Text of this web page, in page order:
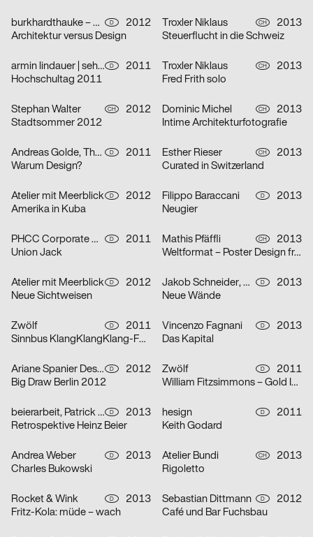
burkhardthauke – büro für gestaltung D
2012
Architektur versus Design
Troxler Niklaus CH
2013
Steuerflucht in die Schweiz
armin lindauer | sehwerk D
2011
Hochschultag 2011
Troxler Niklaus CH
2013
Fred Frith solo
Stephan Walter CH
2012
Stadtsommer 2012
Dominic Michel CH
2013
Intime Architekturfotografie
Andreas Golde, Thomas Kühnen D
2011
Warum Design?
Esther Rieser CH
2013
Curated in Switzerland
Atelier mit Meerblick D
2012
Amerika in Kuba
Filippo Baraccani D
2013
Neugier
PHCC Corporate Communications D
2011
Union Jack
Mathis Pfäffli CH
2013
Weltformat – Poster Design from Lucerne
Atelier mit Meerblick D
2012
Neue Sichtweisen
Jakob Schneider, Henning Walther D
2013
Neue Wände
Zwölf D
2011
Sinnbus KlangKlangKlang-Festival
Vincenzo Fagnani D
2013
Das Kapital
Ariane Spanier Design D
2012
Big Draw Berlin 2012
Zwölf D
2011
William Fitzsimmons – Gold In The Shadow Tour
beierarbeit, Patrick Witteck, Silke Nehring D
2013
Retrospektive Heinz Beier
hesign D
2011
Keith Godard
Andrea Weber D
2013
Charles Bukowski
Atelier Bundi CH
2013
Rigoletto
Rocket & Wink D
2013
Fritz-Kola: müde – wach
Sebastian Dittmann D
2012
Café und Bar Fuchsbau